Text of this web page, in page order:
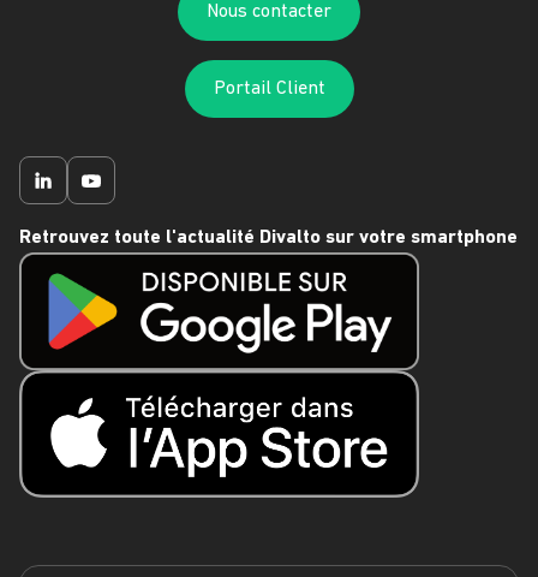
Nous contacter
Portail Client
Retrouvez toute l'actualité Divalto sur votre smartphone